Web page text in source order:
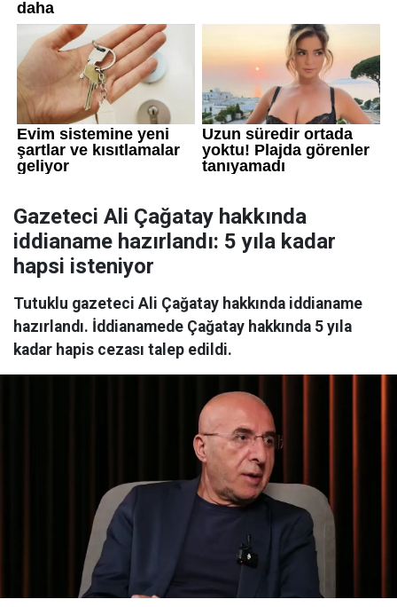
Gazeteci Ali Çağatay hakkında
iddianame hazırlandı: 5 yıla kadar
hapsi isteniyor
Tutuklu gazeteci Ali Çağatay hakkında iddianame
hazırlandı. İddianamede Çağatay hakkında 5 yıla
kadar hapis cezası talep edildi.